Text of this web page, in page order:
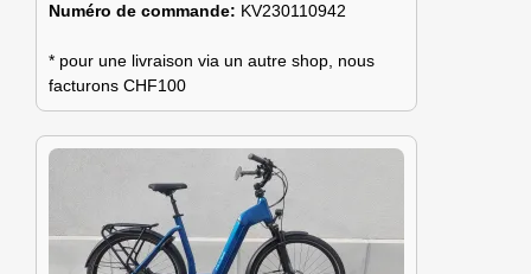
Numéro de commande: KV230110942
* pour une livraison via un autre shop, nous
facturons CHF100